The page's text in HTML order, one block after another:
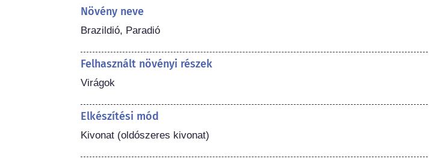
Növény neve
Brazildió, Paradió
Felhasznált növényi részek
Virágok
Elkészítési mód
Kivonat (oldószeres kivonat)